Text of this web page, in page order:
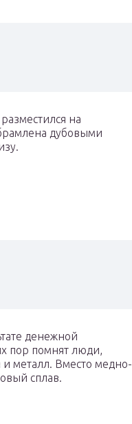
на
дубовыми
денежной
пор помнят люди,
металл. Вместо медно-
сплав.